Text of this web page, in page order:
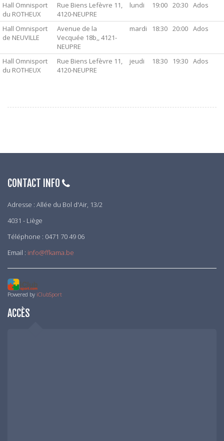
Hall Omnisport
du ROTHEUX
Rue Biens Lefèvre 11,
4120-NEUPRE
lundi 19:00 20:30 Ados
Hall Omnisport
de NEUVILLE
Avenue de la
Vecquée 18b,, 4121-
NEUPRE
mardi 18:30 20:00 Ados
Hall Omnisport
du ROTHEUX
Rue Biens Lefèvre 11,
4120-NEUPRE
jeudi 18:30 19:30 Ados
CONTACT INFO
Adresse : Allée du Bol d'Air, 13/2
4031 - Liège
Téléphone : 0471 70 49 06
Email : info@ffkama.be
Powered by iClubSport
ACCÈS